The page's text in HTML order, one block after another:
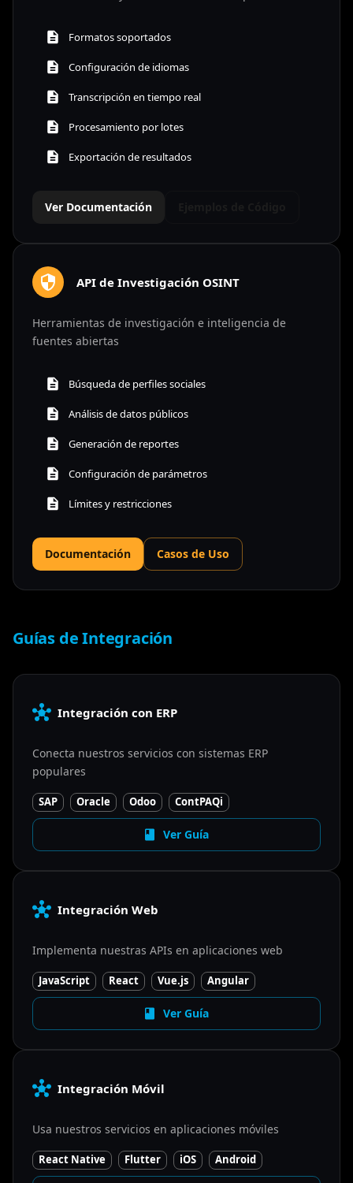
Formatos soportados
Configuración de idiomas
Transcripción en tiempo real
Procesamiento por lotes
Exportación de resultados
Ver Documentación
API de Investigación OSINT
Herramientas de investigación e inteligencia de
fuentes abiertas
Búsqueda de perfiles sociales
Análisis de datos públicos
Generación de reportes
Configuración de parámetros
Límites y restricciones
Documentación Casos de Uso
Guías de Integración
Integración con ERP
Conecta nuestros servicios con sistemas ERP
populares
SAP Oracle Odoo ContPAQi
Ver Guía
Integración Web
Implementa nuestras APIs en aplicaciones web
JavaScript React Vue.js Angular
Ver Guía
Integración Móvil
Usa nuestros servicios en aplicaciones móviles
React Native Flutter iOS Android